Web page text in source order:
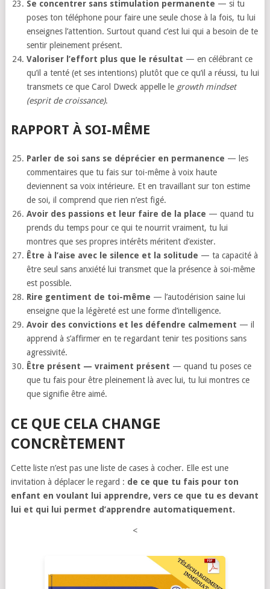
Se concentrer sans stimulation permanente — si tu
poses ton téléphone pour faire une seule chose à la fois, tu lui
enseignes l’attention. Surtout quand c’est lui qui a besoin de te
sentir pleinement présent.
Valoriser l’effort plus que le résultat — en célébrant ce
qu’il a tenté (et ses intentions) plutôt que ce qu’il a réussi, tu lui
transmets ce que Carol Dweck appelle le growth mindset
(esprit de croissance).
RAPPORT À SOI-MÊME
Parler de soi sans se déprécier en permanence — les
commentaires que tu fais sur toi-même à voix haute
deviennent sa voix intérieure. Et en travaillant sur ton estime
de soi, il comprend que rien n’est figé.
Avoir des passions et leur faire de la place — quand tu
prends du temps pour ce qui te nourrit vraiment, tu lui
montres que ses propres intérêts méritent d’exister.
Être à l’aise avec le silence et la solitude — ta capacité à
être seul sans anxiété lui transmet que la présence à soi-même
est possible.
Rire gentiment de toi-même — l’autodérision saine lui
enseigne que la légèreté est une forme d’intelligence.
Avoir des convictions et les défendre calmement — il
apprend à s’affirmer en te regardant tenir tes positions sans
agressivité.
Être présent — vraiment présent — quand tu poses ce
que tu fais pour être pleinement là avec lui, tu lui montres ce
que signifie être aimé.
CE QUE CELA CHANGE
CONCRÈTEMENT
Cette liste n’est pas une liste de cases à cocher. Elle est une
invitation à déplacer le regard : de ce que tu fais pour ton
enfant en voulant lui apprendre, vers ce que tu es devant
lui et qui lui permet d’apprendre automatiquement.
<